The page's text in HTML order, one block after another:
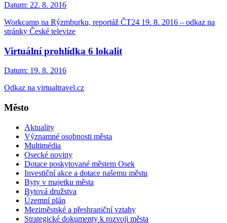
Datum: 22. 8. 2016
Workcamp na Rýzmburku, reportáž ČT24 19. 8. 2016 – odkaz na
stránky České televize
Virtuální prohlídka 6 lokalit
Datum: 19. 8. 2016
Odkaz na virtualtravel.cz
Město
Aktuality
Významné osobnosti města
Multimédia
Osecké noviny
Dotace poskytované městem Osek
Investiční akce a dotace našemu městu
Byty v majetku města
Bytová družstva
Územní plán
Meziměstské a přeshraniční vztahy
Strategické dokumenty k rozvoji města